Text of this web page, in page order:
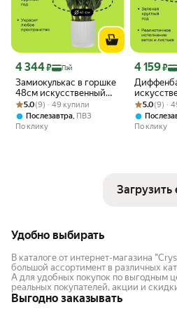
Замиокулькас в горшке
48см искусственный
1шт, декоративный
цветок
Цена с картой Яндекс Пэй 4344 ₽ вместо
4 344₽ Пэй
Рейтинг товара: 5.0 из 5
Оценок: (9) · 49 купили
5.0(9) · 49 купили
Послезавтра, ПВЗ
По клику
1шт,
цветок
Цена с
4 159₽
Рейтинг
Оценок: (9)
5.0(9) ·
По клику
Загрузить
Удобно выбирать
В каталоге от интернет-магазина
большой ассортимент в различных
А для удобных покупок по выгодным
реальных покупателей, акции и
Выгодно заказывать